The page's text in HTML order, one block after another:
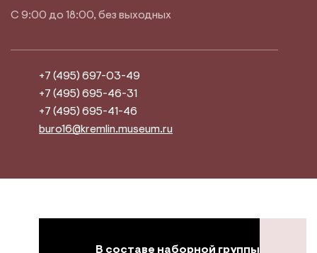
С 9:00 до 18:00, без выходных
+7 (495) 697-03-49
+7 (495) 695-46-31
+7 (495) 695-41-46
buro16@kremlin.museum.ru
В составе наборной группы